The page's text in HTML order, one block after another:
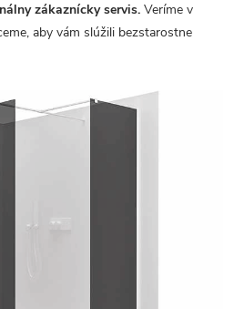
zákaznícky servis. Veríme v
aby vám slúžili bezstarostne